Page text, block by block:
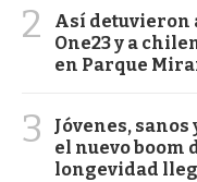
2
Así detuvieron
One23 y a
en Parque
3
Jóvenes,
el nuevo boom
longevidad